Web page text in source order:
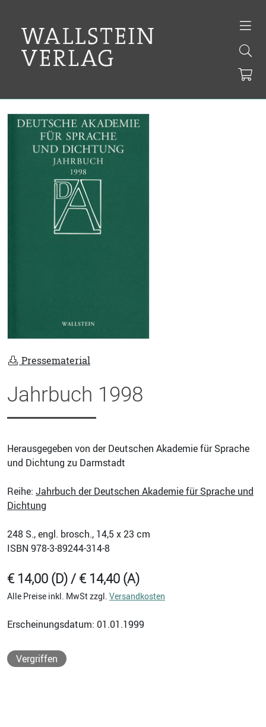
Pressematerial
Jahrbuch 1998
Herausgegeben von der Deutschen Akademie für Sprache
und Dichtung zu Darmstadt
Reihe: Jahrbuch der Deutschen Akademie für Sprache und
Dichtung
248 S., engl. brosch., 14,5 x 23 cm
ISBN 978-3-89244-314-8
€ 14,00 (D) / € 14,40 (A)
Alle Preise inkl. MwSt zzgl. Versandkosten
Erscheinungsdatum: 01.01.1999
Vergriffen